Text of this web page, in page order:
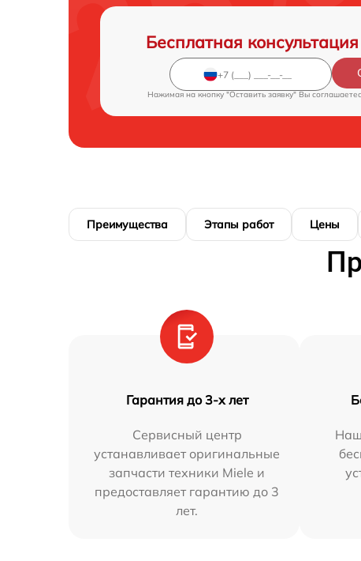
Бесплатная
Нажимая на кнопку "Оставить заявку" Вы
Преимущества Этапы работ Цены
Гарантия до 3-х лет
Сервисный центр
устанавливает оригинальные
запчасти техники Miele и
предоставляет гарантию до 3
лет.